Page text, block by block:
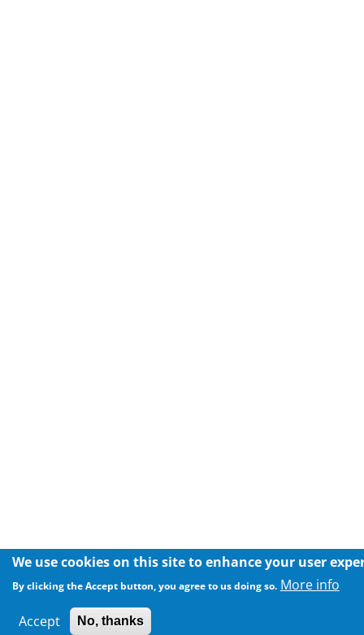
We use cookies on this site to enhance your user
By clicking the Accept button, you agree to us doing so. More info
Accept No, thanks